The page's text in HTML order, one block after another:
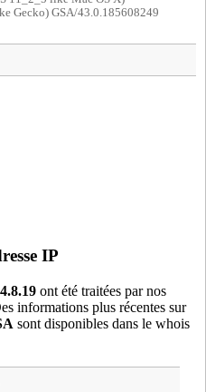
Gecko) GSA/43.0.185608249
IP
ont été traitées par nos
informations plus récentes sur
sont disponibles dans le whois